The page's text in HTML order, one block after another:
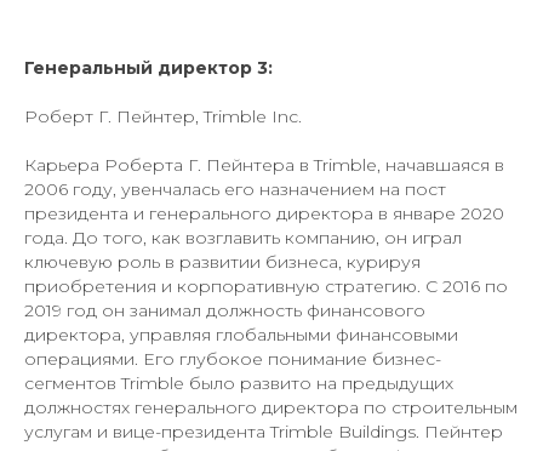
Генеральный директор 3:
Роберт Г. Пейнтер, Trimble Inc.
Карьера Роберта Г. Пейнтера в Trimble, начавшаяся в
2006 году, увенчалась его назначением на пост
президента и генерального директора в январе 2020
года. До того, как возглавить компанию, он играл
ключевую роль в развитии бизнеса, курируя
приобретения и корпоративную стратегию. С 2016 по
2019 год он занимал должность финансового
директора, управляя глобальными финансовыми
операциями. Его глубокое понимание бизнес-
сегментов Trimble было развито на предыдущих
должностях генерального директора по строительным
услугам и вице-президента Trimble Buildings. Пейнтер